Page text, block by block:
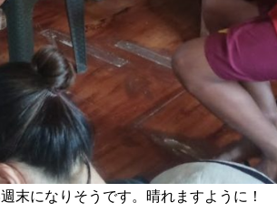
末になりそうです。晴れますように！